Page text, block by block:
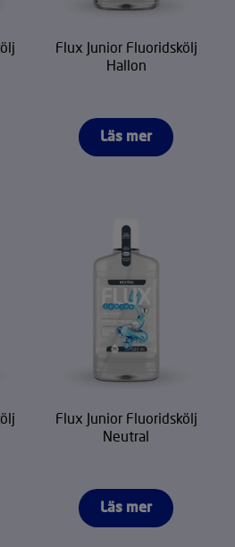
Flux Junior Fluoridskölj
Hallon
Läs mer
Flux Junior Fluoridskölj
Neutral
Läs mer